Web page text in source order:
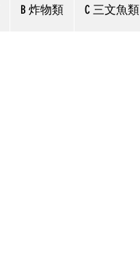
B 炸物類 C 三文魚類